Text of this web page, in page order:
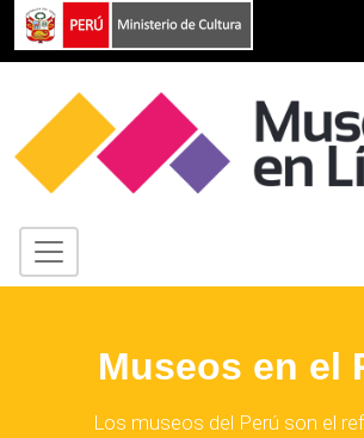
Museos en el
Los museos del Perú son el